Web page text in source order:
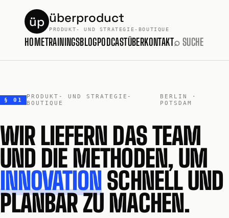
üp überproduct
PRODUKT- UND STRATEGIE-BOUTIQUE
HOMETRAININGSBLOGPODCASTÜBERKONTAKT⌕ SUCHE
§ 01
PRODUKT- UND STRATEGIE-
BOUTIQUE
BERLIN ·
POTSDAM
WIR LIEFERN DAS TEAM
UND DIE METHODEN, UM
INNOVATION SCHNELL UND
PLANBAR ZU MACHEN.